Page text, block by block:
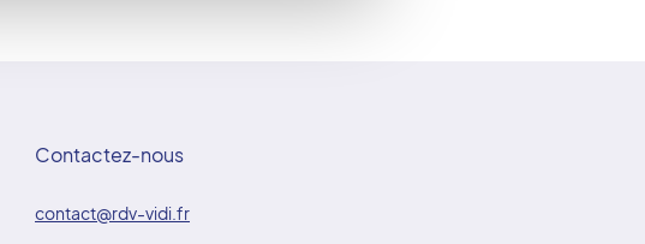
Contactez-nous
contact@rdv-vidi.fr